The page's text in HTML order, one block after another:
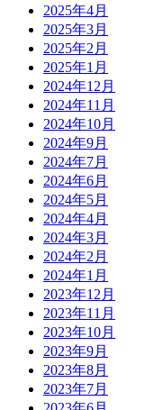
2025年4月
2025年3月
2025年2月
2025年1月
2024年12月
2024年11月
2024年10月
2024年9月
2024年7月
2024年6月
2024年5月
2024年4月
2024年3月
2024年2月
2024年1月
2023年12月
2023年11月
2023年10月
2023年9月
2023年8月
2023年7月